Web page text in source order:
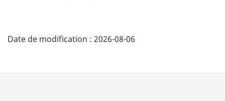
é
Date de modification : 2026-08-06